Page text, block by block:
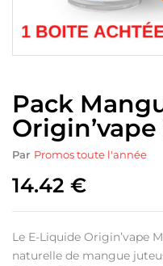
Pack
Origin’vape
Par Promos toute l'année
14.42 €
Le E-Liquide Origin’vape
naturelle de mangue